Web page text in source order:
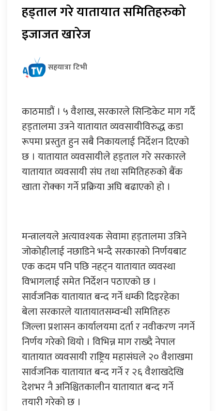
हड्ताल गरे यातायात समितिहरुको
इजाजत खारेज
सहयात्रा टिभी
काठमाडौं । ५ वैशाख, सरकारले सिन्डिकेट माग गर्दै
हड्तालमा उत्रने यातायात व्यवसायीविरुद्ध कडा
रूपमा प्रस्तुत हुन सबै निकायलाई निर्देशन दिएको
छ । यातायात व्यवसायीले हड्ताल गरे सरकारले
यातायात व्यवसायी संघ तथा समितिहरुको बैंक
खाता रोक्का गर्ने प्रक्रिया अघि बढाएको हो ।
मन्त्रालयले अत्यावश्यक सेवामा हड्तालमा उत्रिने
जोकोहीलाई नछाडिने भन्दै सरकारको निर्णयबाट
एक कदम पनि पछि नहट्न यातायात व्यवस्था
विभागलाई समेत निर्देशन पठाएको छ ।
सार्वजनिक यातायात बन्द गर्ने धम्की दिइरहेका
बेला सरकारले यातायातसम्वन्धी समितिहरु
जिल्ला प्रशासन कार्यालयमा दर्ता र नवीकरण नगर्ने
निर्णय गरेको थियो । विभिन्न माग राख्दै नेपाल
यातायात व्यवसायी राष्ट्रिय महासंघले २० वैशाखमा
सार्वजनिक यातायात बन्द गर्ने र २६ वैशाखदेखि
देशभर नै अनिश्चितकालीन यातायात बन्द गर्ने
तयारी गरेको छ ।